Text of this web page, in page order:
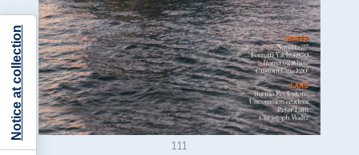
111
Notice at collection